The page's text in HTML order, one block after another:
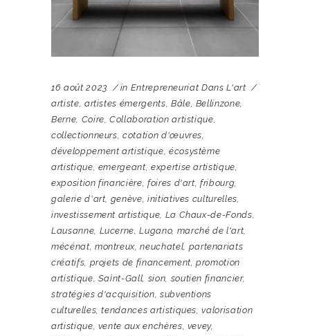
16 août 2023 in Entrepreneuriat Dans L'art
artiste, artistes émergents, Bâle, Bellinzone,
Berne, Coire,Collaboration artistique,
collectionneurs,cotation d'œuvres,
développement artistique, écosystème
artistique, emergeant, expertise artistique,
exposition financière, foires d'art,fribourg,
galerie d'art, genève, initiatives culturelles,
investissement artistique, La Chaux-de-Fonds,
Lausanne, Lucerne,Lugano, marché de l'art,
mécénat, montreux,neuchatel, partenariats
créatifs, projets de financement,promotion
artistique, Saint-Gall, sion, soutien financier,
stratégies d'acquisition, subventions
culturelles,tendances artistiques,valorisation
artistique, vente aux enchères, vevey,